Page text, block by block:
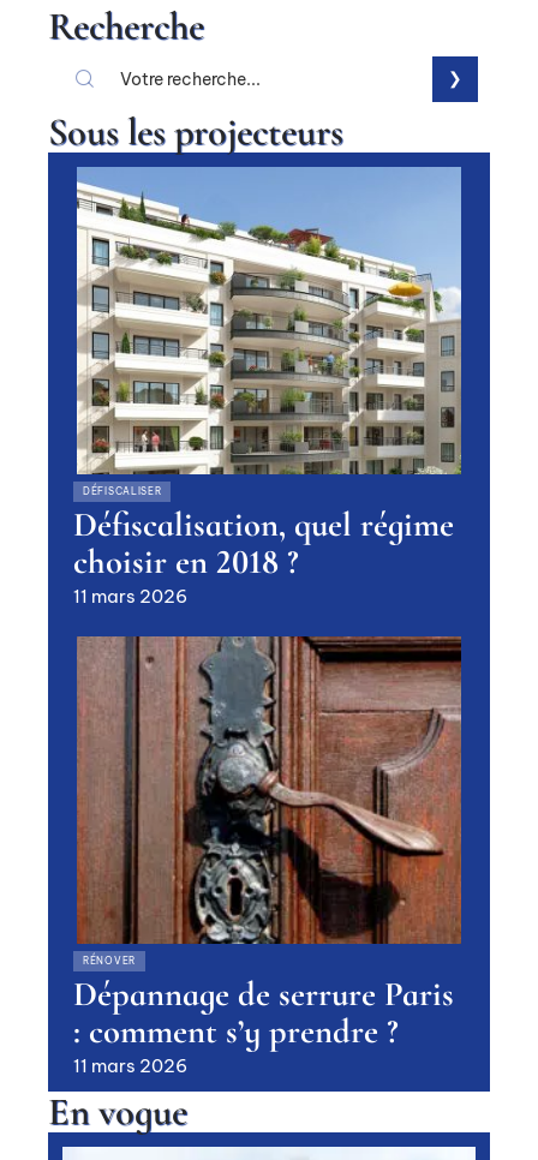
Recherche
Sous les projecteurs
DÉFISCALISER
Défiscalisation, quel régime
choisir en 2018 ?
11 mars 2026
RÉNOVER
Dépannage de serrure Paris
: comment s’y prendre ?
11 mars 2026
En vogue